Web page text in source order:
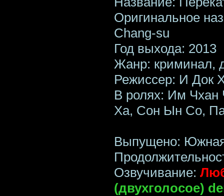
Оригинальное
Chang-su
Год выхода: 2013
Жанр: криминал,
Режиссер: И Док
В ролях: Им
Ха, Сон Ын Со,
Выпущено:
Озвучивание:
(двухголосое)